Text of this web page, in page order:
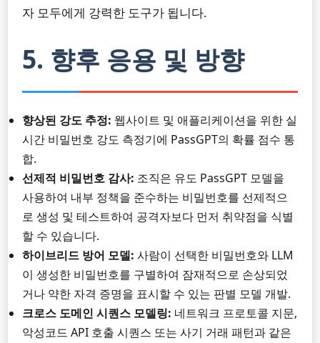
자 모두에게 강력한 도구가 됩니다.
5. 향후 응용 및 방향
향상된 강도 추정: 웹사이트 및 애플리케이션을 위한 실
시간 비밀번호 강도 측정기에 PassGPT의 확률 점수 통
합.
선제적 비밀번호 감사: 조직은 유도 PassGPT 모델을
사용하여 내부 정책을 준수하는 비밀번호를 선제적으
로 생성 및 테스트하여 공격자보다 먼저 취약점을 식별
할 수 있습니다.
하이브리드 방어 모델: 사람이 선택한 비밀번호와 LLM
이 생성한 비밀번호를 구별하여 잠재적으로 손상되었
거나 약한 자격 증명을 표시할 수 있는 판별 모델 개발.
크로스 도메인 시퀀스 모델링: 네트워크 프로토콜 지문,
악성코드 API 호출 시퀀스 또는 사기 거래 패턴과 같은